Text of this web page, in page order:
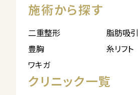
施術から探す
二重整形
脂肪吸引
豊胸
糸リフト
ワキガ
クリニック一覧